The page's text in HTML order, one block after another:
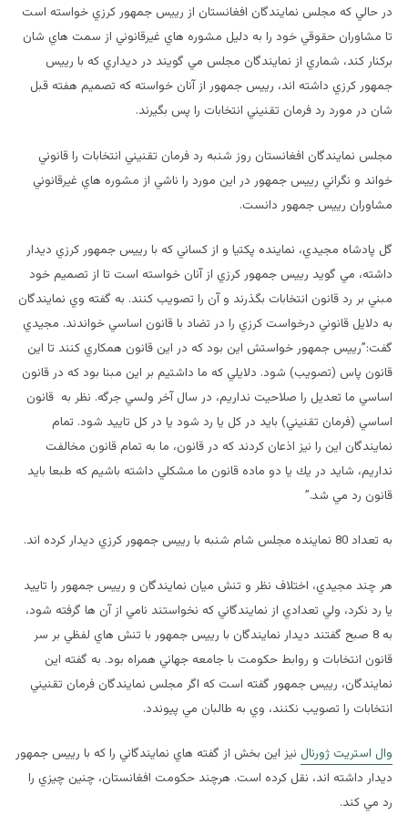
در حالي كه مجلس نمايندگان افغانستان از رييس جمهور كرزي خواسته است
تا مشاوران حقوقي خود را به دليل مشوره هاي غيرقانوني از سمت هاي شان
بركنار كند، شماري از نمايندگان مجلس مي گويند در ديداري كه با رييس
جمهور كرزي داشته اند، رييس جمهور از آنان خواسته كه تصميم هفته قبل
شان در مورد رد فرمان تقنيني انتخابات را پس بگيرند.
مجلس نمايندگان افغانستان روز شنبه رد فرمان تقنيني انتخابات را قانوني
خواند و نگراني رييس جمهور در اين مورد را ناشي از مشوره هاي غيرقانوني
مشاوران رييس جمهور دانست.
گل پادشاه مجيدي، نماينده پكتيا و از كساني كه با رييس جمهور كرزي ديدار
داشته، مي گويد رييس جمهور كرزي از آنان خواسته است تا از تصميم خود
مبني بر رد قانون انتخابات بگذرند و آن را تصويب كنند. به گفته وي نمايندگان
به دلايل قانوني درخواست كرزي را در تضاد با قانون اساسي خواندند. مجيدي
گفت:”رييس جمهور خواستش اين بود كه در اين قانون همكاري كنند تا اين
قانون پاس (تصويب) شود. دلايلي كه ما داشتيم بر اين مبنا بود كه در قانون
اساسي ما تعديل را صلاحيت نداريم، در سال آخر ولسي جرگه. نظر به قانون
اساسي (فرمان تقنيني) بايد در كل يا رد شود يا در كل تاييد شود. تمام
نمايندگان اين را نيز اذعان كردند كه در قانون، ما به تمام قانون مخالفت
نداريم، شايد در يك يا دو ماده قانون ما مشكلي داشته باشيم كه طبعا بايد
قانون رد مي شد.”
به تعداد 80 نماينده مجلس شام شنبه با رييس جمهور كرزي ديدار كرده اند.
هر چند مجيدي، اختلاف نظر و تنش ميان نمايندگان و رييس جمهور را تاييد
يا رد نكرد، ولي تعدادي از نمايندگاني كه نخواستند نامي از آن ها گرفته شود،
به 8 صبح گفتند ديدار نمايندگان با رييس جمهور با تنش هاي لفظي بر سر
قانون انتخابات و روابط حكومت با جامعه جهاني همراه بود. به گفته اين
نمايندگان، رييس جمهور گفته است كه اگر مجلس نمايندگان فرمان تقنيني
انتخابات را تصويب نكنند، وي به طالبان مي پيوندد.
وال استريت ژورنال نيز اين بخش از گفته هاي نمايندگاني را كه با رييس جمهور
ديدار داشته اند،‌ نقل كرده است. هرچند حكومت افغانستان،‌ چنين چيزي را
رد مي كند.